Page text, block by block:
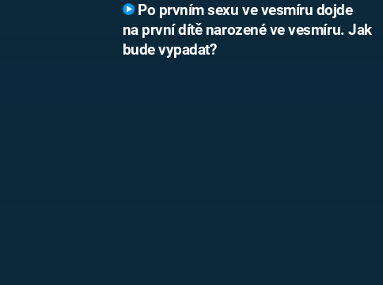
Po prvním sexu ve vesmíru dojde
na první dítě narozené ve vesmíru. Jak
bude vypadat?